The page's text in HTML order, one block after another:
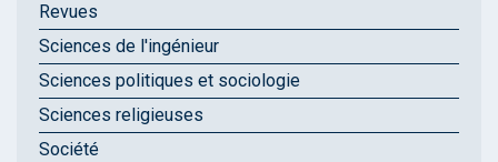
Revues
Sciences de l'ingénieur
Sciences politiques et sociologie
Sciences religieuses
Société